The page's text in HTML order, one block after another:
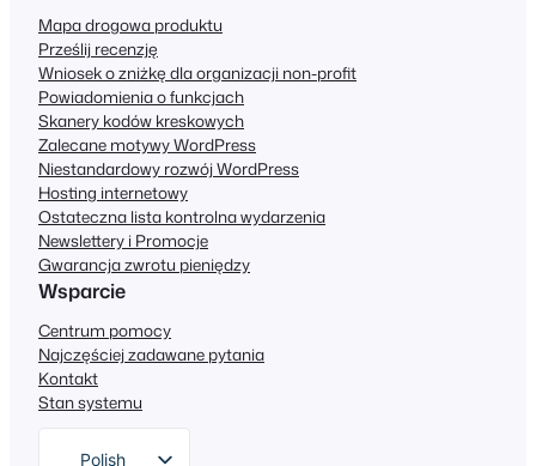
Mapa drogowa produktu
Prześlij recenzję
Wniosek o zniżkę dla organizacji non-profit
Powiadomienia o funkcjach
Skanery kodów kreskowych
Zalecane motywy WordPress
Niestandardowy rozwój WordPress
Hosting internetowy
Ostateczna lista kontrolna wydarzenia
Newslettery i Promocje
Gwarancja zwrotu pieniędzy
Wsparcie
Centrum pomocy
Najczęściej zadawane pytania
Kontakt
Stan systemu
Polish